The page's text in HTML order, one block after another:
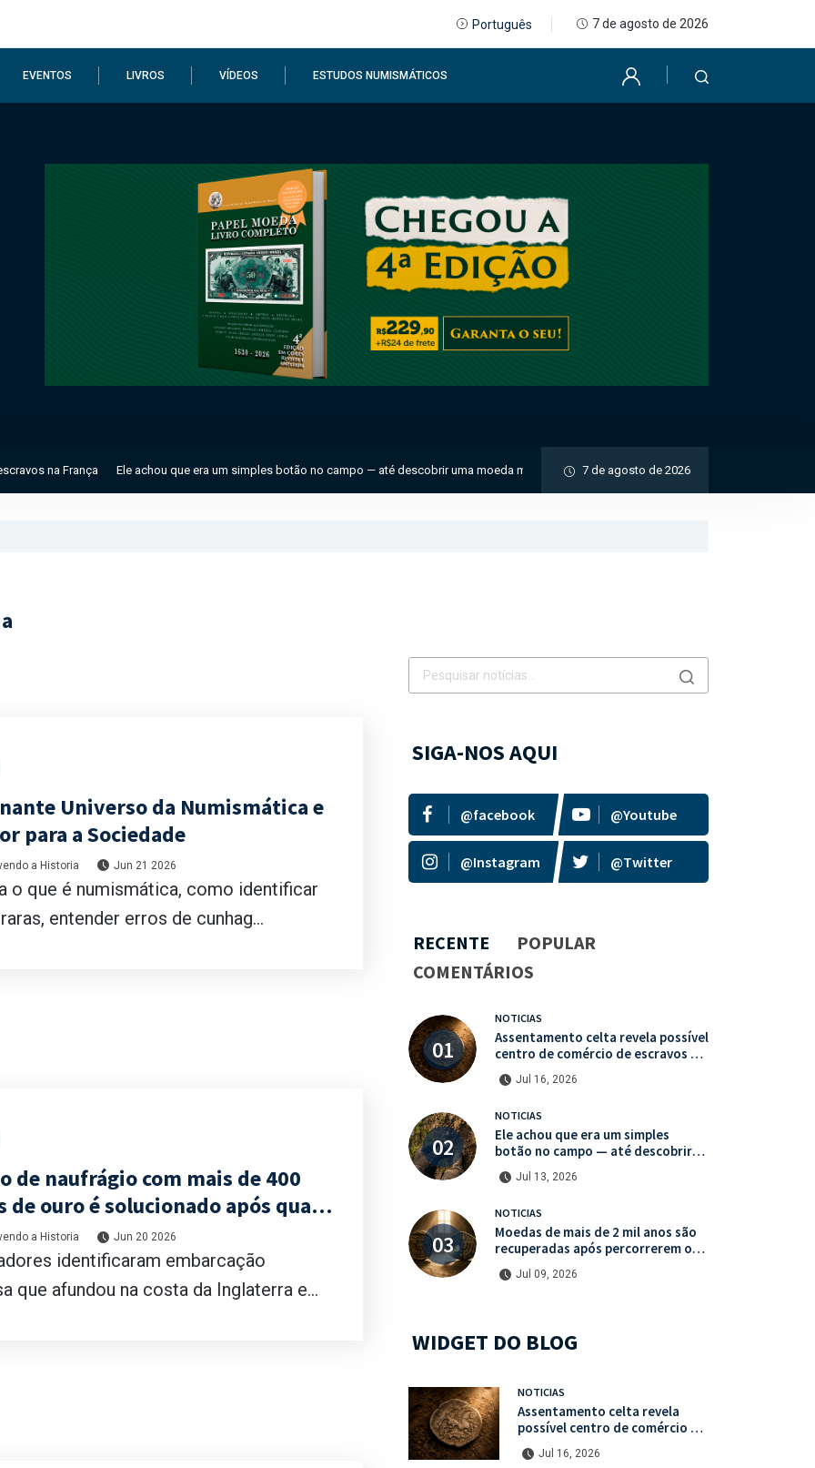
Português 7 de agosto de 2026
EVENTOS LIVROS VÍDEOS ESTUDOS NUMISMÁTICOS
França Ele achou que era um simples botão no campo — até descobrir uma moeda medieval de valor histórico incalculável Moedas de mais de 2
7 de agosto de 2026
Universo da Numismática e
para a Sociedade
a Historia Jun 21 2026
o que é numismática, como identificar
entender erros de cunhag...
de naufrágio com mais de 400
de ouro é solucionado após quase
a Historia Jun 20 2026
identificaram embarcação
que afundou na costa da Inglaterra e...
SIGA-NOS AQUI
@facebook @Youtube
@Instagram @Twitter
RECENTE
POPULAR
COMENTÁRIOS
NOTICIAS
Assentamento celta revela possível
centro de comércio de escravos na
França
Jul 16, 2026
NOTICIAS
Ele achou que era um simples
botão no campo — até descobrir
uma moeda medieval de valor
histórico incalculável
Jul 13, 2026
NOTICIAS
Moedas de mais de 2 mil anos são
recuperadas após percorrerem o
mercado ilegal de antiguidades
Jul 09, 2026
WIDGET DO BLOG
NOTICIAS
Assentamento celta revela
possível centro de comércio de
escravos na França
Jul 16, 2026